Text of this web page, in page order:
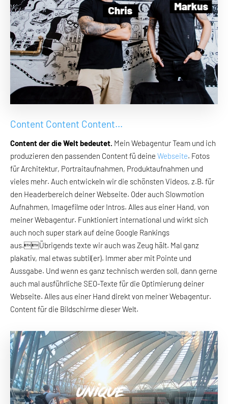
Content Content Content...
Content der die Welt bedeutet. Mein Webagentur Team und ich
produzieren den passenden Content fü deine Webseite. Fotos
für Architektur, Portraitaufnahmen, Produktaufnahmen und
vieles mehr. Auch entwickeln wir die schönsten Videos, z.B. für
den Headerbereich deiner Webseite. Oder auch Slowmotion
Aufnahmen, Imagefilme oder Intros. Alles aus einer Hand, von
meiner Webagentur. Funktioniert international und wirkt sich
auch noch super stark auf deine Google Rankings
aus.Übrigends texte wir auch was Zeug hält. Mal ganz
plakativ, mal etwas subtil(er). Immer aber mit Pointe und
Aussgabe. Und wenn es ganz technisch werden soll, dann gerne
auch mal ausführliche SEO-Texte für die Optimierung deiner
Webseite. Alles aus einer Hand direkt von meiner Webagentur.
Content für die Bildschirme dieser Welt.